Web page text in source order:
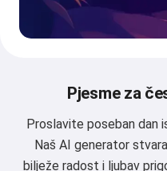
Pjesme za
Proslavite poseban dan
Naš AI generator
bilježe radost i ljubav